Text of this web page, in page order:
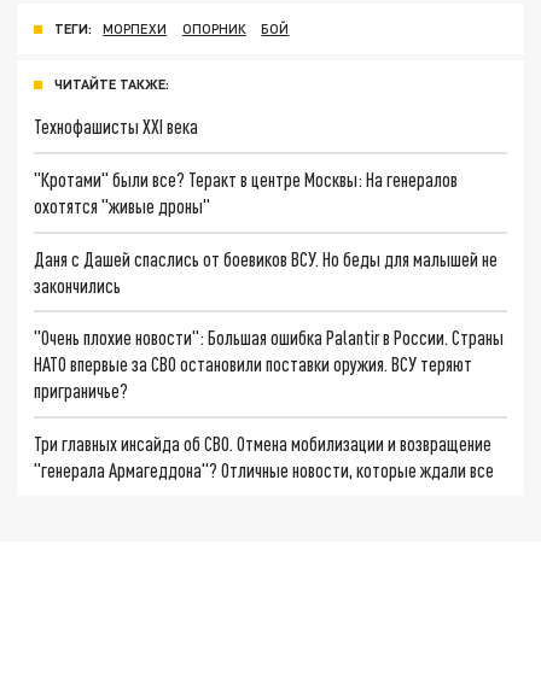
ТЕГИ: МОРПЕХИ ОПОРНИК БОЙ
ЧИТАЙТЕ ТАКЖЕ:
Технофашисты XXI века
"Кротами" были все? Теракт в центре Москвы: На генералов
охотятся "живые дроны"
Даня с Дашей спаслись от боевиков ВСУ. Но беды для малышей не
закончились
"Очень плохие новости": Большая ошибка Palantir в России. Страны
НАТО впервые за СВО остановили поставки оружия. ВСУ теряют
приграничье?
Три главных инсайда об СВО. Отмена мобилизации и возвращение
"генерала Армагеддона"? Отличные новости, которые ждали все